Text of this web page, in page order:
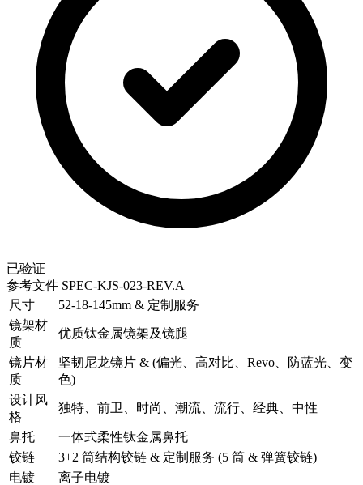
已验证
参考文件 SPEC-KJS-023-REV.A
尺寸
52-18-145mm & 定制服务
镜架材
质
优质钛金属镜架及镜腿
镜片材
质
坚韧尼龙镜片 & (偏光、高对比、Revo、防蓝光、变
色)
设计风
格
独特、前卫、时尚、潮流、流行、经典、中性
鼻托
一体式柔性钛金属鼻托
铰链
3+2 筒结构铰链 & 定制服务 (5 筒 & 弹簧铰链)
电镀
离子电镀